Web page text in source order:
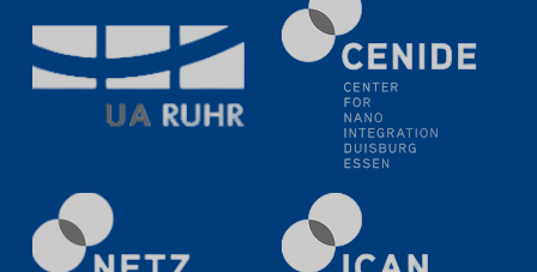
Electrochemical Tip-enhanced Raman spectroscopy---
methodology and its application for studying solid-
liquid interfaces
09.09.2025
reliably with critical metal oxides in simulations and
technologies